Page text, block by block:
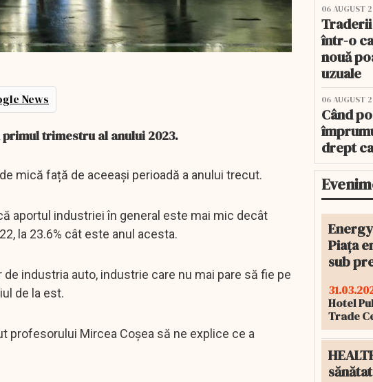
News
trimestru al anului 2023.
mică față de aceeași perioadă a anului trecut.
aportul industriei în general este mai mic decât
la 23.6% cât este anul acesta.
industria auto, industrie care nu mai pare să fie pe
de la est.
profesorului Mircea Coșea să ne explice ce a
06 AUGUST
într-o
nouă
uzuale
06 AUGUST
Când
drept
Piața
sub
Hotel
Trade